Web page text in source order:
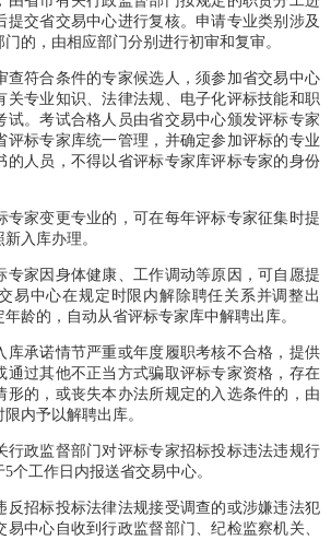
提交省交易中心进行复核。申请专业类别涉及
的，由相应部门分别进行初审和复审。
查符合条件的专家候选人，须参加省交易中心
关专业知识、法律法规、电子化评标技能和职
试。考试合格人员由省交易中心颁发评标专家
评标专家库统一管理，并确定参加评标的专业
的人员，不得以省评标专家库评标专家的身份
专家变更专业的，可在每年评标专家征集时提
入库办理。
专家因身体健康、工作调动等原因，可自愿提
易中心在规定时限内解除聘任关系并调整出
龄的，自动从省评标专家库中解聘出库。
承诺情节严重或年度履职考核不合格，提供
通过其他不正当方式骗取评标专家资格，存在
形的，或丧失本办法所规定的入选条件的，由
内予以解聘出库。
行政监督部门对评标专家招标投标违法违规行
个工作日内报送省交易中心。
招标投标法律法规接受调查的或涉嫌违法犯
中心自收到行政监督部门、纪检监察机关、